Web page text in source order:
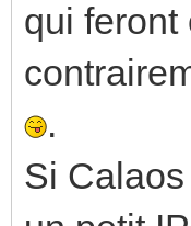
qui feront
.
Si